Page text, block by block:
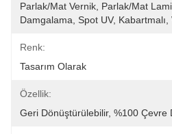
Parlak/Mat Vernik, Parlak/Mat
Damgalama, Spot UV, Kabartmalı,
Renk:
Tasarım Olarak
Özellik:
Geri Dönüştürülebilir, %100 Çevre